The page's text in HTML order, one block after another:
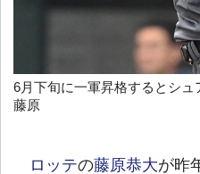
6月下旬に一軍昇格するとシ
藤原
ロッテの藤原恭大が昨